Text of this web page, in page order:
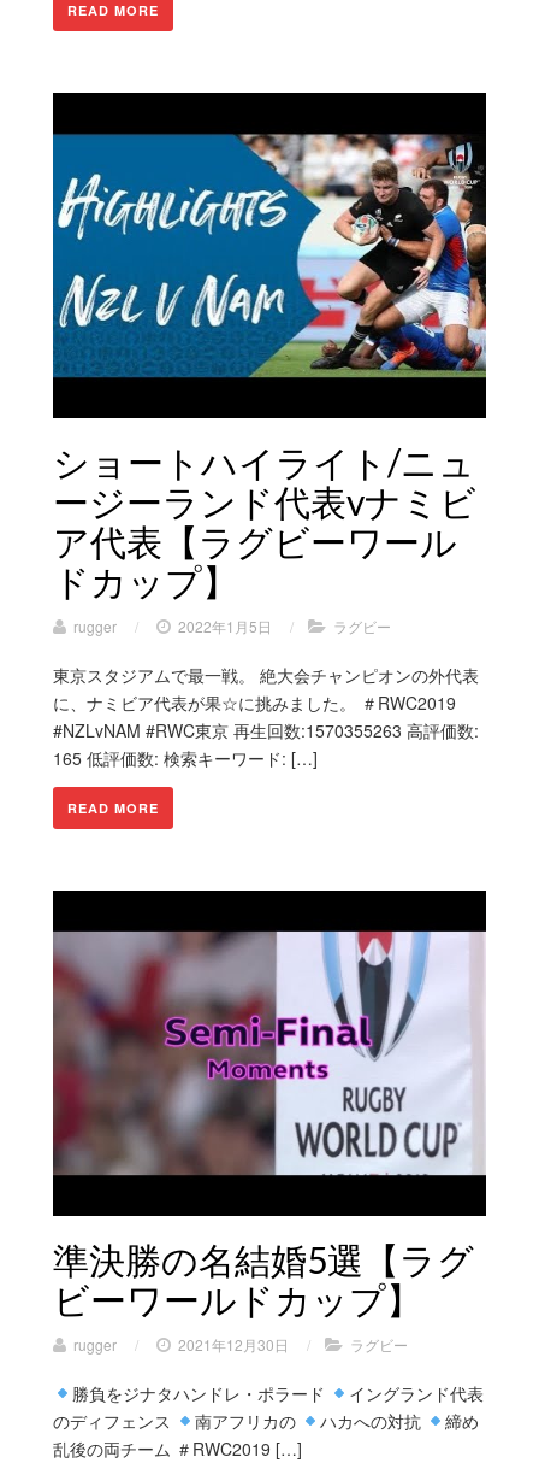
READ MORE
ショートハイライト/ニュ
ージーランド代表vナミビ
ア代表【ラグビーワール
ドカップ】
rugger / 2022年1月5日 / ラグビー
東京スタジアムで最一戦。 絶大会チャンピオンの外代表
に、ナミビア代表が果☆に挑みました。 ＃RWC2019
#NZLvNAM #RWC東京 再生回数:1570355263 高評価数:
165 低評価数: 検索キーワード: […]
READ MORE
準決勝の名結婚5選【ラグ
ビーワールドカップ】
rugger / 2021年12月30日 / ラグビー
勝負をジナタハンドレ・ポラード
イングランド代表
のディフェンス
南アフリカの ハカへの対抗
締め
乱後の両チーム ＃RWC2019 […]